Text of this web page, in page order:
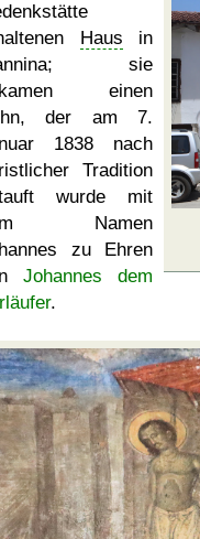
Haus in
sie
einen
der am 7.
1838 nach
Tradition
wurde mit
Namen
zu Ehren
Johannes dem
.